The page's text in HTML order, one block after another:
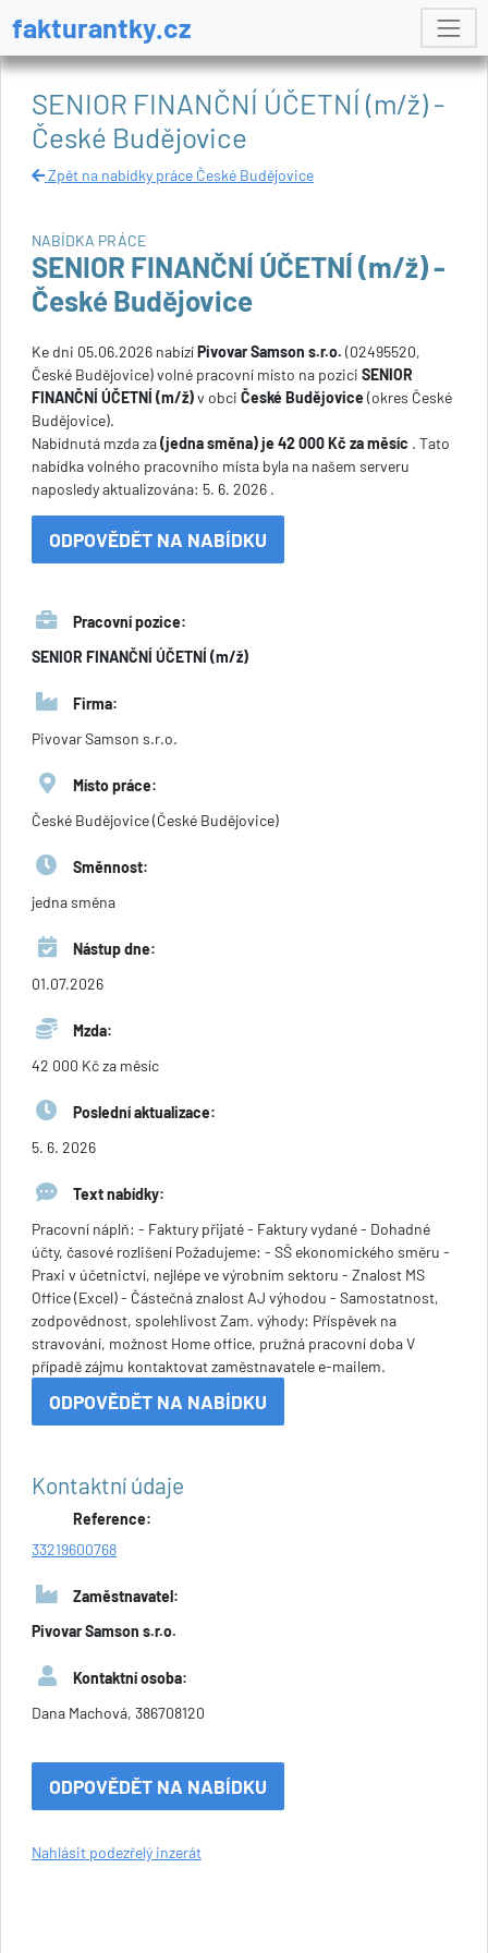
fakturantky.cz
SENIOR FINANČNÍ ÚČETNÍ (m/ž) -
České Budějovice
Zpět na nabídky práce České Budějovice
NABÍDKA PRÁCE
SENIOR FINANČNÍ ÚČETNÍ (m/ž) -
České Budějovice
Ke dni 05.06.2026 nabízíPivovar Samson s.r.o. (02495520,
České Budějovice) volné pracovní místo na pozici SENIOR
FINANČNÍ ÚČETNÍ (m/ž)v obci České Budějovice (okres České
Budějovice).
Nabídnutá mzda za(jedna směna) je 42 000 Kč za měsíc . Tato
nabídka volného pracovního místa byla na našem serveru
naposledy aktualizována: 5. 6. 2026 .
ODPOVĚDĚT NA NABÍDKU
Pracovní pozice:
SENIOR FINANČNÍ ÚČETNÍ (m/ž)
Firma:
Pivovar Samson s.r.o.
Místo práce:
České Budějovice (České Budějovice)
Směnnost:
jedna směna
Nástup dne:
01.07.2026
Mzda:
42 000 Kč za měsíc
Poslední aktualizace:
5. 6. 2026
Text nabídky:
Pracovní náplň: - Faktury přijaté - Faktury vydané - Dohadné
účty, časové rozlišení Požadujeme: - SŠ ekonomického směru -
Praxi v účetnictví, nejlépe ve výrobním sektoru - Znalost MS
Office (Excel) - Částečná znalost AJ výhodou - Samostatnost,
zodpovědnost, spolehlivost Zam. výhody: Příspěvek na
stravování, možnost Home office, pružná pracovní doba V
případě zájmu kontaktovat zaměstnavatele e-mailem.
ODPOVĚDĚT NA NABÍDKU
Kontaktní údaje
Reference:
33219600768
Zaměstnavatel:
Pivovar Samson s.r.o.
Kontaktní osoba:
Dana Machová, 386708120
ODPOVĚDĚT NA NABÍDKU
Nahlásit podezřelý inzerát